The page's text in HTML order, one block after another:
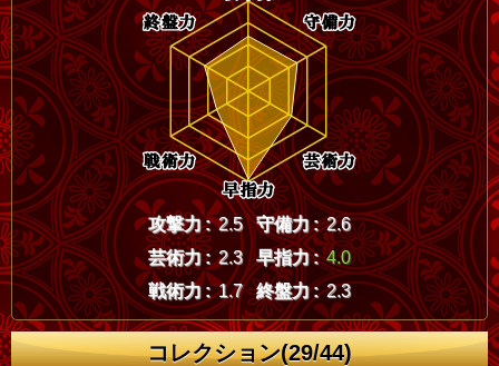
攻撃力 : 2.5 守備力 : 2.6
芸術力 : 2.3 早指力 : 4.0
戦術力 : 1.7 終盤力 : 2.3
コレクション(29/44)